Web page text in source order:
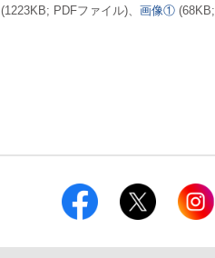
(1223KB; PDFファイル)、 画像① (68KB;